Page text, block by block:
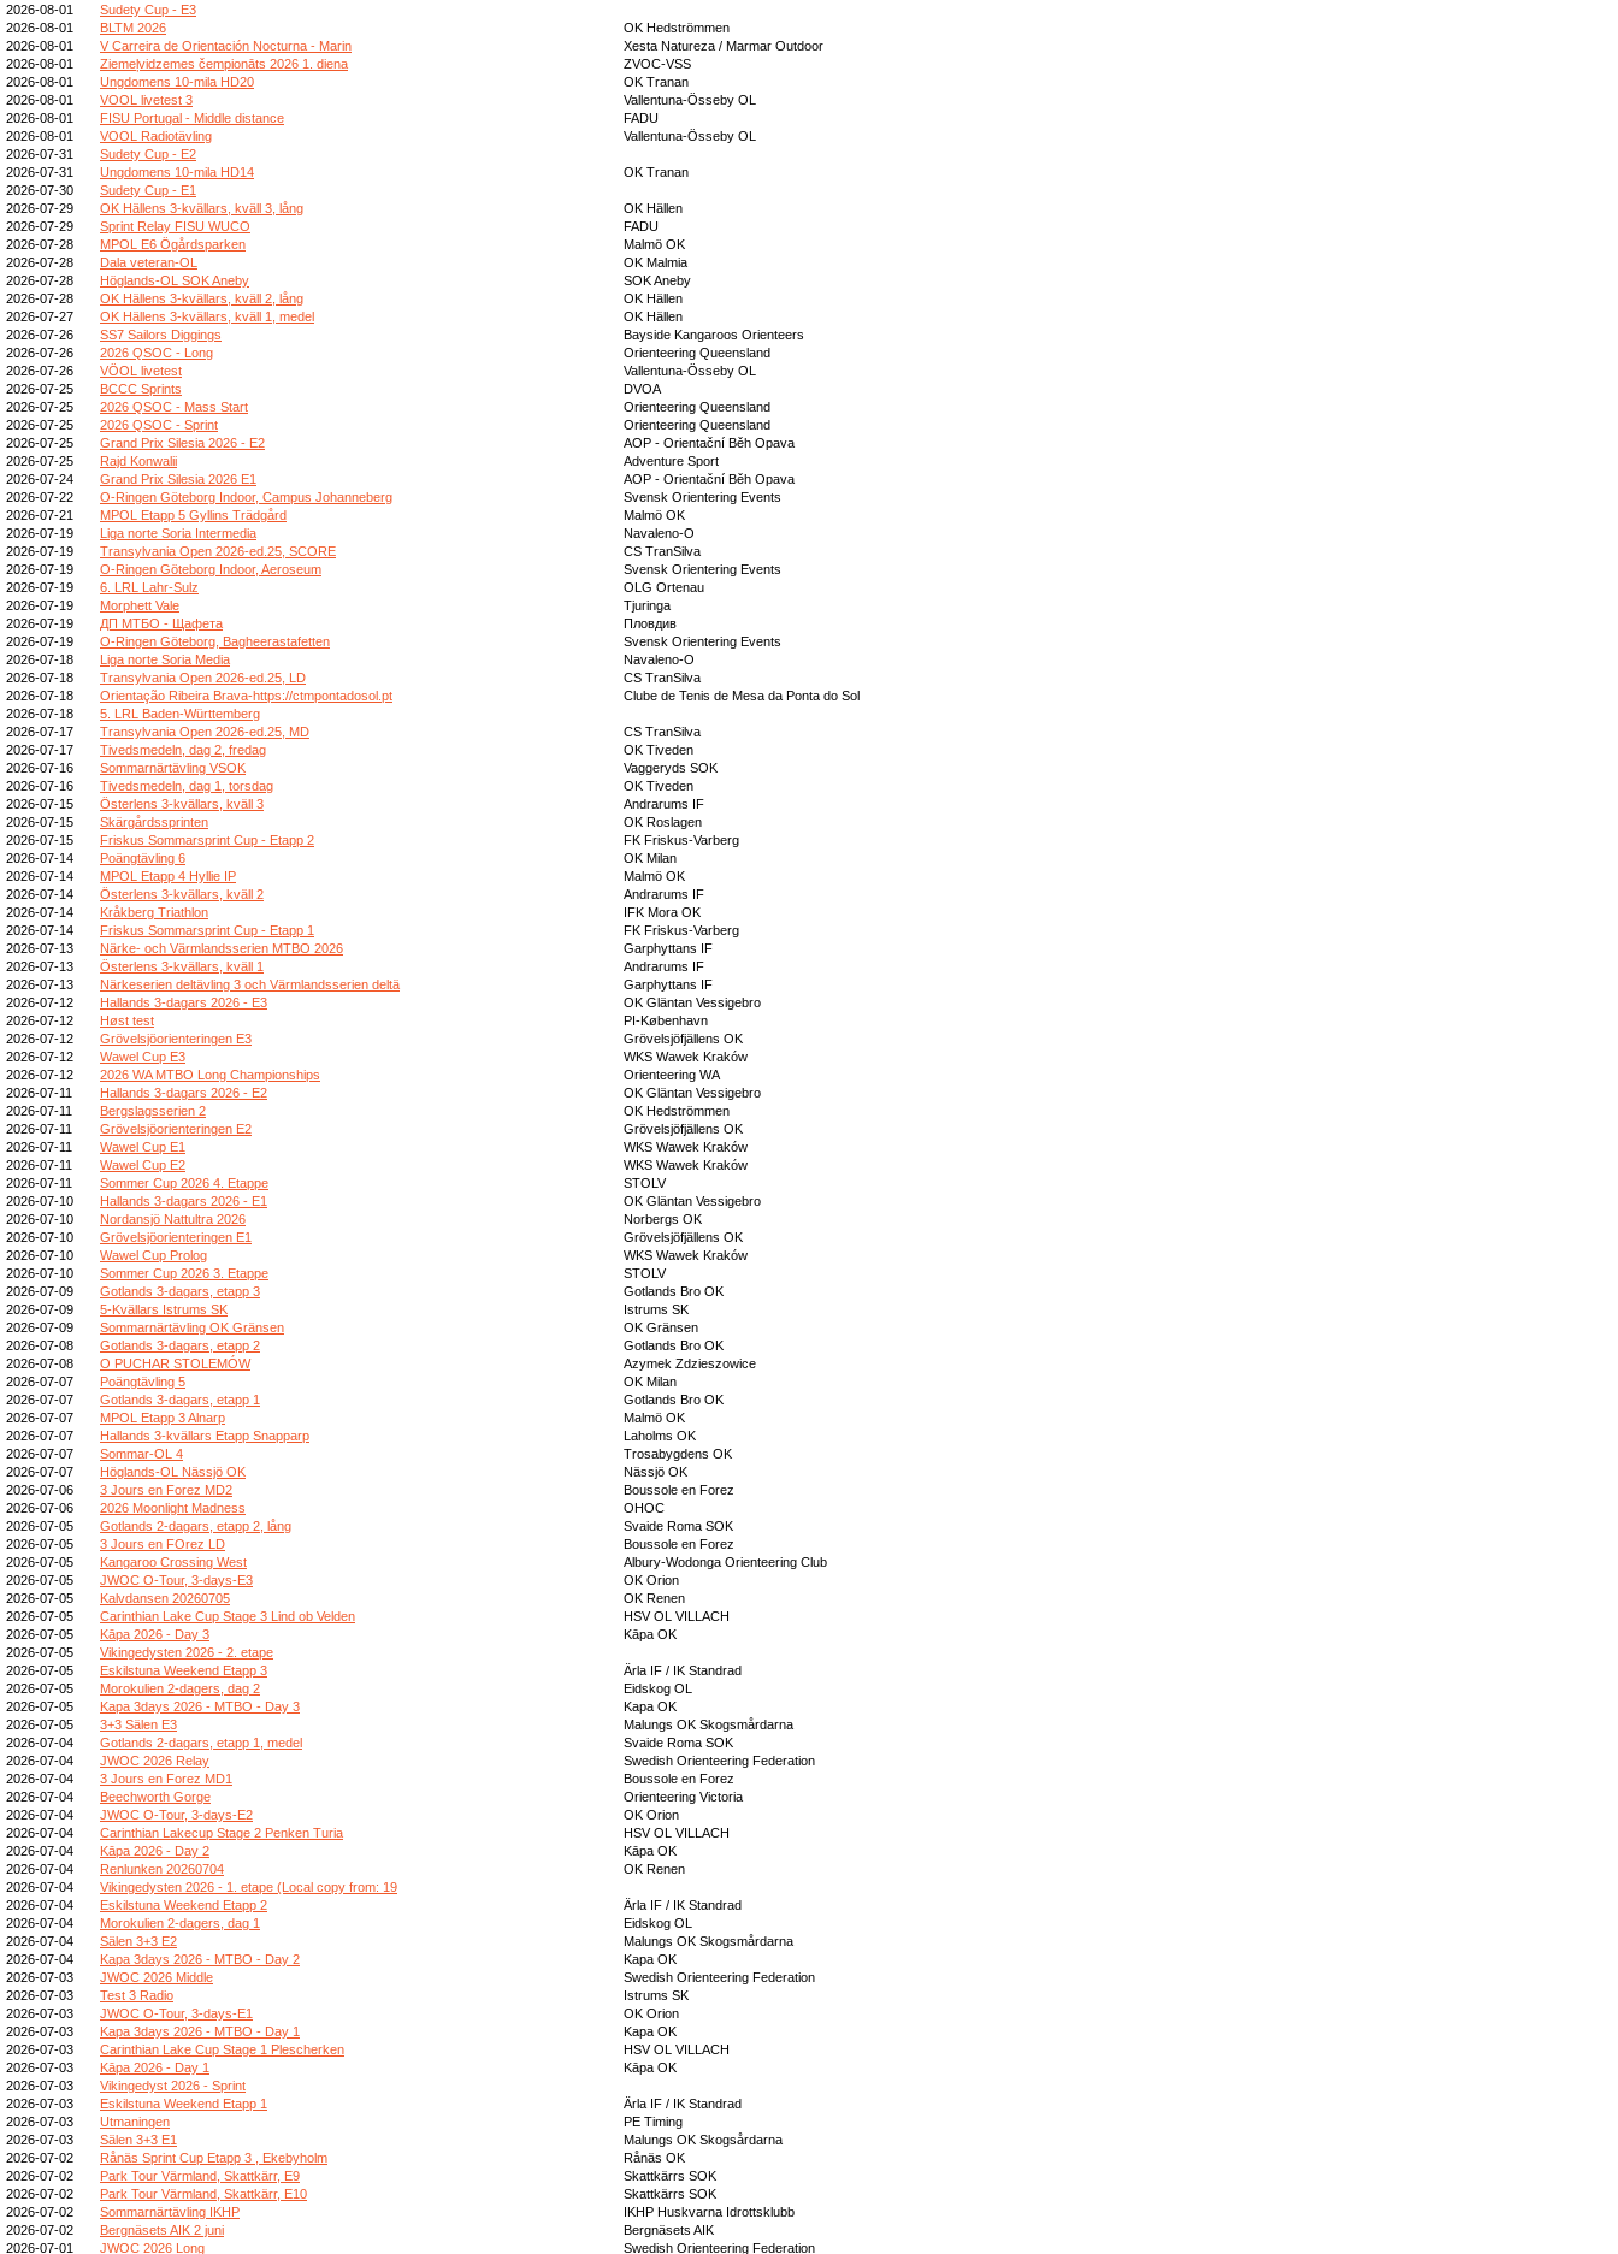
2026-08-01
Sudety Cup - E3
2026-08-01
BLTM 2026
OK Hedströmmen
2026-08-01
V Carreira de Orientación Nocturna - Marin
Xesta Natureza / Marmar Outdoor
2026-08-01
Ziemeļvidzemes čempionāts 2026 1. diena
ZVOC-VSS
2026-08-01
Ungdomens 10-mila HD20
OK Tranan
2026-08-01
VOOL livetest 3
Vallentuna-Össeby OL
2026-08-01
FISU Portugal - Middle distance
FADU
2026-08-01
VOOL Radiotävling
Vallentuna-Össeby OL
2026-07-31
Sudety Cup - E2
2026-07-31
Ungdomens 10-mila HD14
OK Tranan
2026-07-30
Sudety Cup - E1
2026-07-29
OK Hällens 3-kvällars, kväll 3, lång
OK Hällen
2026-07-29
Sprint Relay FISU WUCO
FADU
2026-07-28
MPOL E6 Ögårdsparken
Malmö OK
2026-07-28
Dala veteran-OL
OK Malmia
2026-07-28
Höglands-OL SOK Aneby
SOK Aneby
2026-07-28
OK Hällens 3-kvällars, kväll 2, lång
OK Hällen
2026-07-27
OK Hällens 3-kvällars, kväll 1, medel
OK Hällen
2026-07-26
SS7 Sailors Diggings
Bayside Kangaroos Orienteers
2026-07-26
2026 QSOC - Long
Orienteering Queensland
2026-07-26
VÖOL livetest
Vallentuna-Össeby OL
2026-07-25
BCCC Sprints
DVOA
2026-07-25
2026 QSOC - Mass Start
Orienteering Queensland
2026-07-25
2026 QSOC - Sprint
Orienteering Queensland
2026-07-25
Grand Prix Silesia 2026 - E2
AOP - Orientační Běh Opava
2026-07-25
Rajd Konwalii
Adventure Sport
2026-07-24
Grand Prix Silesia 2026 E1
AOP - Orientační Běh Opava
2026-07-22
O-Ringen Göteborg Indoor, Campus Johanneberg
Svensk Orientering Events
2026-07-21
MPOL Etapp 5 Gyllins Trädgård
Malmö OK
2026-07-19
Liga norte Soria Intermedia
Navaleno-O
2026-07-19
Transylvania Open 2026-ed.25, SCORE
CS TranSilva
2026-07-19
O-Ringen Göteborg Indoor, Aeroseum
Svensk Orientering Events
2026-07-19
6. LRL Lahr-Sulz
OLG Ortenau
2026-07-19
Morphett Vale
Tjuringa
2026-07-19
ДП МТБО - Щафета
Пловдив
2026-07-19
O-Ringen Göteborg, Bagheerastafetten
Svensk Orientering Events
2026-07-18
Liga norte Soria Media
Navaleno-O
2026-07-18
Transylvania Open 2026-ed.25, LD
CS TranSilva
2026-07-18
Orientação Ribeira Brava-https://ctmpontadosol.pt
Clube de Tenis de Mesa da Ponta do Sol
2026-07-18
5. LRL Baden-Württemberg
2026-07-17
Transylvania Open 2026-ed.25, MD
CS TranSilva
2026-07-17
Tivedsmedeln, dag 2, fredag
OK Tiveden
2026-07-16
Sommarnärtävling VSOK
Vaggeryds SOK
2026-07-16
Tivedsmedeln, dag 1, torsdag
OK Tiveden
2026-07-15
Österlens 3-kvällars, kväll 3
Andrarums IF
2026-07-15
Skärgårdssprinten
OK Roslagen
2026-07-15
Friskus Sommarsprint Cup - Etapp 2
FK Friskus-Varberg
2026-07-14
Poängtävling 6
OK Milan
2026-07-14
MPOL Etapp 4 Hyllie IP
Malmö OK
2026-07-14
Österlens 3-kvällars, kväll 2
Andrarums IF
2026-07-14
Kråkberg Triathlon
IFK Mora OK
2026-07-14
Friskus Sommarsprint Cup - Etapp 1
FK Friskus-Varberg
2026-07-13
Närke- och Värmlandsserien MTBO 2026
Garphyttans IF
2026-07-13
Österlens 3-kvällars, kväll 1
Andrarums IF
2026-07-13
Närkeserien deltävling 3 och Värmlandsserien deltä
Garphyttans IF
2026-07-12
Hallands 3-dagars 2026 - E3
OK Gläntan Vessigebro
2026-07-12
Høst test
PI-København
2026-07-12
Grövelsjöorienteringen E3
Grövelsjöfjällens OK
2026-07-12
Wawel Cup E3
WKS Wawek Kraków
2026-07-12
2026 WA MTBO Long Championships
Orienteering WA
2026-07-11
Hallands 3-dagars 2026 - E2
OK Gläntan Vessigebro
2026-07-11
Bergslagsserien 2
OK Hedströmmen
2026-07-11
Grövelsjöorienteringen E2
Grövelsjöfjällens OK
2026-07-11
Wawel Cup E1
WKS Wawek Kraków
2026-07-11
Wawel Cup E2
WKS Wawek Kraków
2026-07-11
Sommer Cup 2026 4. Etappe
STOLV
2026-07-10
Hallands 3-dagars 2026 - E1
OK Gläntan Vessigebro
2026-07-10
Nordansjö Nattultra 2026
Norbergs OK
2026-07-10
Grövelsjöorienteringen E1
Grövelsjöfjällens OK
2026-07-10
Wawel Cup Prolog
WKS Wawek Kraków
2026-07-10
Sommer Cup 2026 3. Etappe
STOLV
2026-07-09
Gotlands 3-dagars, etapp 3
Gotlands Bro OK
2026-07-09
5-Kvällars Istrums SK
Istrums SK
2026-07-09
Sommarnärtävling OK Gränsen
OK Gränsen
2026-07-08
Gotlands 3-dagars, etapp 2
Gotlands Bro OK
2026-07-08
O PUCHAR STOLEMÓW
Azymek Zdzieszowice
2026-07-07
Poängtävling 5
OK Milan
2026-07-07
Gotlands 3-dagars, etapp 1
Gotlands Bro OK
2026-07-07
MPOL Etapp 3 Alnarp
Malmö OK
2026-07-07
Hallands 3-kvällars Etapp Snapparp
Laholms OK
2026-07-07
Sommar-OL 4
Trosabygdens OK
2026-07-07
Höglands-OL Nässjö OK
Nässjö OK
2026-07-06
3 Jours en Forez MD2
Boussole en Forez
2026-07-06
2026 Moonlight Madness
OHOC
2026-07-05
Gotlands 2-dagars, etapp 2, lång
Svaide Roma SOK
2026-07-05
3 Jours en FOrez LD
Boussole en Forez
2026-07-05
Kangaroo Crossing West
Albury-Wodonga Orienteering Club
2026-07-05
JWOC O-Tour, 3-days-E3
OK Orion
2026-07-05
Kalvdansen 20260705
OK Renen
2026-07-05
Carinthian Lake Cup Stage 3 Lind ob Velden
HSV OL VILLACH
2026-07-05
Kāpa 2026 - Day 3
Kāpa OK
2026-07-05
Vikingedysten 2026 - 2. etape
2026-07-05
Eskilstuna Weekend Etapp 3
Ärla IF / IK Standrad
2026-07-05
Morokulien 2-dagers, dag 2
Eidskog OL
2026-07-05
Kapa 3days 2026 - MTBO - Day 3
Kapa OK
2026-07-05
3+3 Sälen E3
Malungs OK Skogsmårdarna
2026-07-04
Gotlands 2-dagars, etapp 1, medel
Svaide Roma SOK
2026-07-04
JWOC 2026 Relay
Swedish Orienteering Federation
2026-07-04
3 Jours en Forez MD1
Boussole en Forez
2026-07-04
Beechworth Gorge
Orienteering Victoria
2026-07-04
JWOC O-Tour, 3-days-E2
OK Orion
2026-07-04
Carinthian Lakecup Stage 2 Penken Turia
HSV OL VILLACH
2026-07-04
Kāpa 2026 - Day 2
Kāpa OK
2026-07-04
Renlunken 20260704
OK Renen
2026-07-04
Vikingedysten 2026 - 1. etape (Local copy from: 19
2026-07-04
Eskilstuna Weekend Etapp 2
Ärla IF / IK Standrad
2026-07-04
Morokulien 2-dagers, dag 1
Eidskog OL
2026-07-04
Sälen 3+3 E2
Malungs OK Skogsmårdarna
2026-07-04
Kapa 3days 2026 - MTBO - Day 2
Kapa OK
2026-07-03
JWOC 2026 Middle
Swedish Orienteering Federation
2026-07-03
Test 3 Radio
Istrums SK
2026-07-03
JWOC O-Tour, 3-days-E1
OK Orion
2026-07-03
Kapa 3days 2026 - MTBO - Day 1
Kapa OK
2026-07-03
Carinthian Lake Cup Stage 1 Plescherken
HSV OL VILLACH
2026-07-03
Kāpa 2026 - Day 1
Kāpa OK
2026-07-03
Vikingedyst 2026 - Sprint
2026-07-03
Eskilstuna Weekend Etapp 1
Ärla IF / IK Standrad
2026-07-03
Utmaningen
PE Timing
2026-07-03
Sälen 3+3 E1
Malungs OK Skogsårdarna
2026-07-02
Rånäs Sprint Cup Etapp 3 , Ekebyholm
Rånäs OK
2026-07-02
Park Tour Värmland, Skattkärr, E9
Skattkärrs SOK
2026-07-02
Park Tour Värmland, Skattkärr, E10
Skattkärrs SOK
2026-07-02
Sommarnärtävling IKHP
IKHP Huskvarna Idrottsklubb
2026-07-02
Bergnäsets AIK 2 juni
Bergnäsets AIK
2026-07-01
JWOC 2026 Long Swedish Orienteering Federation